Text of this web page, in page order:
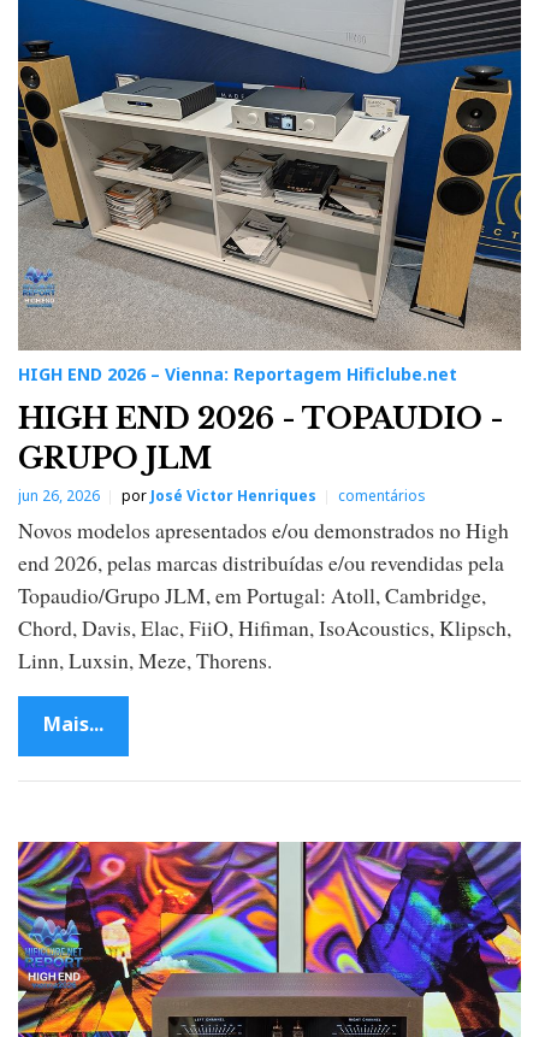
HIGH END 2026 – Vienna: Reportagem Hificlube.net
HIGH END 2026 - TOPAUDIO -
GRUPO JLM
jun 26, 2026 por José Victor Henriques comentários
Novos modelos apresentados e/ou demonstrados no High
end 2026, pelas marcas distribuídas e/ou revendidas pela
Topaudio/Grupo JLM, em Portugal: Atoll, Cambridge,
Chord, Davis, Elac, FiiO, Hifiman, IsoAcoustics, Klipsch,
Linn, Luxsin, Meze, Thorens.
Mais...